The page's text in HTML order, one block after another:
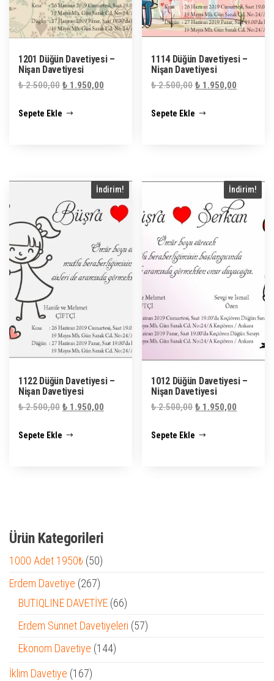
1201 Düğün Davetiyesi –
Nişan Davetiyesi
₺2.500,00 Orijinal
₺ 2.500,00.
₺ 1.950,00
Sepete Ekle
1114 Düğün Davetiyesi –
Nişan Davetiyesi
₺2.500,00 Orijinal
₺ 2.500,00.
₺ 1.950,00
Sepete Ekle
İndirim!
1122 Düğün Davetiyesi –
Nişan Davetiyesi
₺2.500,00 Orijinal
₺ 2.500,00.
₺ 1.950,00
Sepete Ekle
İndirim!
1012 Düğün Davetiyesi –
Nişan Davetiyesi
₺2.500,00 Orijinal
₺ 2.500,00.
₺ 1.950,00
Sepete Ekle
Ürün Kategorileri
1000 Adet 1950₺ 5050
Erdem Davetiye 267267
ürün
BUTIQLINE DAVETİYE 6666
ürün
Erdem Sünnet Davetiyeleri 5757
Ekonom Davetiye 144144
İklim Davetiye 167167